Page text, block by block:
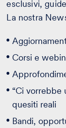
esclusivi,
La nostra
Corsi e
“Ci vorrebbe
quesiti reali
Bandi,